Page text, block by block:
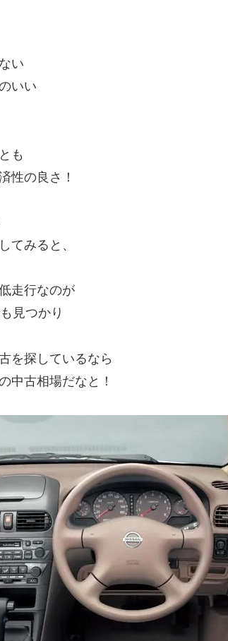
い
いい
も
性の良さ！
てみると、
走行なのが
見つかり
を探しているなら
中古相場だなと！